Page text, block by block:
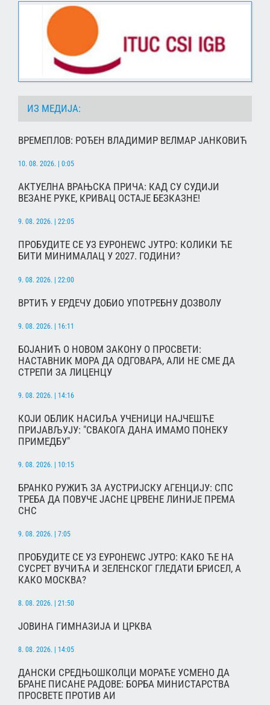
ИЗ МЕДИЈА:
ВРЕМЕПЛОВ: РОЂЕН ВЛАДИМИР ВЕЛМАР ЈАНКОВИЋ
10. 08. 2026. | 0:05
АКТУЕЛНА ВРАЊСКА ПРИЧА: КАД СУ СУДИЈИ
ВЕЗАНЕ РУКЕ, КРИВАЦ ОСТАЈЕ БЕЗКАЗНЕ!
9. 08. 2026. | 22:05
ПРОБУДИТЕ СЕ УЗ ЕУРОНЕWС ЈУТРО: КОЛИКИ ЋЕ
БИТИ МИНИМАЛАЦ У 2027. ГОДИНИ?
9. 08. 2026. | 22:00
ВРТИЋ У ЕРДЕЧУ ДОБИО УПОТРЕБНУ ДОЗВОЛУ
9. 08. 2026. | 16:11
БОЈАНИЋ О НОВОМ ЗАКОНУ О ПРОСВЕТИ:
НАСТАВНИК МОРА ДА ОДГОВАРА, АЛИ НЕ СМЕ ДА
СТРЕПИ ЗА ЛИЦЕНЦУ
9. 08. 2026. | 14:16
КОЈИ ОБЛИК НАСИЉА УЧЕНИЦИ НАЈЧЕШЋЕ
ПРИЈАВЉУЈУ: "СВАКОГА ДАНА ИМАМО ПОНЕКУ
ПРИМЕДБУ"
9. 08. 2026. | 10:15
БРАНКО РУЖИЋ ЗА АУСТРИЈСКУ АГЕНЦИЈУ: СПС
ТРЕБА ДА ПОВУЧЕ ЈАСНЕ ЦРВЕНЕ ЛИНИЈЕ ПРЕМА
СНС
9. 08. 2026. | 7:05
ПРОБУДИТЕ СЕ УЗ ЕУРОНЕWС ЈУТРО: КАКО ЋЕ НА
СУСРЕТ ВУЧИЋА И ЗЕЛЕНСКОГ ГЛЕДАТИ БРИСЕЛ, А
КАКО МОСКВА?
8. 08. 2026. | 21:50
ЈОВИНА ГИМНАЗИЈА И ЦРКВА
8. 08. 2026. | 14:05
ДАНСКИ СРЕДЊОШКОЛЦИ МОРАЋЕ УСМЕНО ДА
БРАНЕ ПИСАНЕ РАДОВЕ: БОРБА МИНИСТАРСТВА
ПРОСВЕТЕ ПРОТИВ АИ